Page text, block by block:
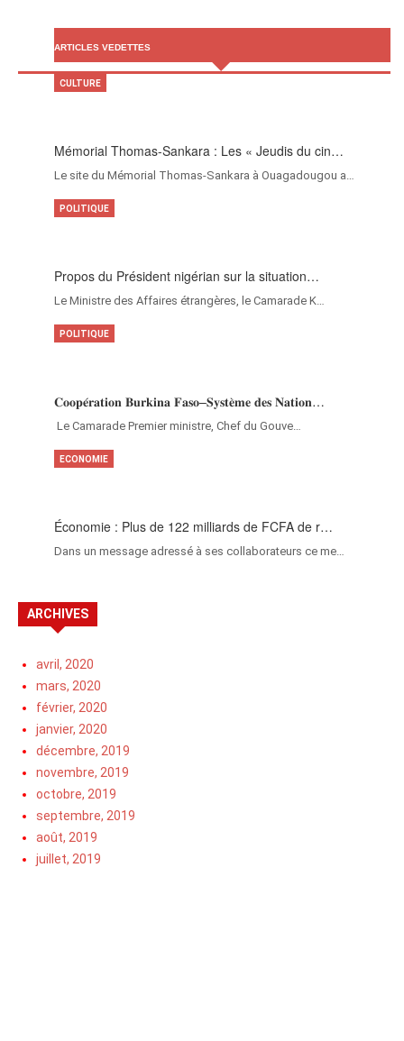
ARTICLES VEDETTES
Mémorial Thomas-Sankara : Les « Jeudis du cin…
Le site du Mémorial Thomas-Sankara à Ouagadougou a…
CULTURE
Propos du Président nigérian sur la situation…
Le Ministre des Affaires étrangères, le Camarade K…
POLITIQUE
𝐂𝐨𝐨𝐩𝐞́𝐫𝐚𝐭𝐢𝐨𝐧 𝐁𝐮𝐫𝐤𝐢𝐧𝐚 𝐅𝐚𝐬𝐨–𝐒𝐲𝐬𝐭𝐞̀𝐦𝐞 𝐝𝐞𝐬 𝐍𝐚𝐭𝐢𝐨𝐧…
‎Le Camarade Premier ministre, Chef du Gouve…
POLITIQUE
Économie : Plus de 122 milliards de FCFA de r…
Dans un message adressé à ses collaborateurs ce me…
ECONOMIE
ARCHIVES
avril, 2020
mars, 2020
février, 2020
janvier, 2020
décembre, 2019
novembre, 2019
octobre, 2019
septembre, 2019
août, 2019
juillet, 2019